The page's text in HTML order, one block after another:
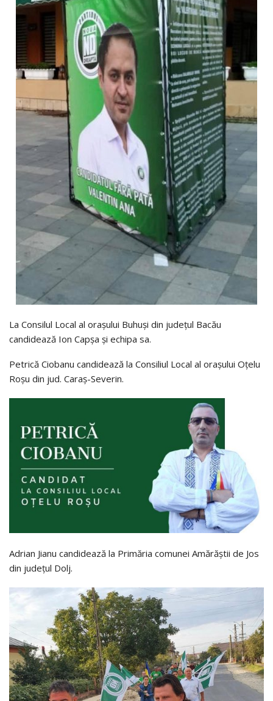
La Consilul Local al orașului Buhuși din județul Bacău
candidează Ion Capșa și echipa sa.
Petrică Ciobanu candidează la Consiliul Local al orașului Oțelu
Roșu din jud. Caraș-Severin.
Adrian Jianu candidează la Primăria comunei Amărăștii de Jos
din județul Dolj.